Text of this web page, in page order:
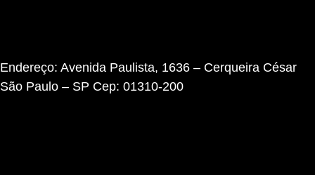
Endereço: Avenida Paulista, 1636 – Cerqueira César
São Paulo – SP Cep: 01310-200